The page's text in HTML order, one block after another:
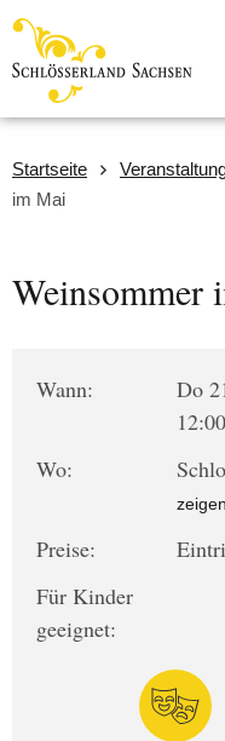
Startseite
im Mai
Weinsommer
Wann:
Do
Wo:
zeigen
Preise:
Für Kinder
geeignet: